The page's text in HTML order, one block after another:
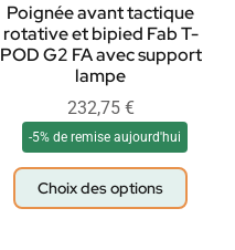
Poignée avant tactique
rotative et bipied Fab T-
POD G2 FA avec support
lampe
232,75 €
-5% de remise aujourd'hui
Choix des options